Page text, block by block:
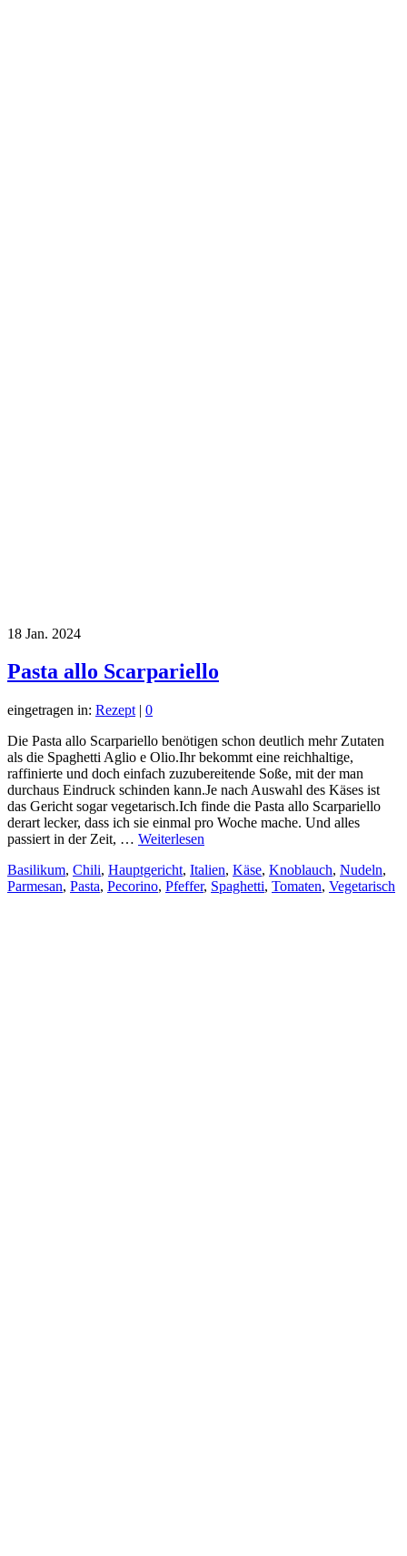
18 Jan. 2024
Pasta allo Scarpariello
eingetragen in: Rezept | 0
Die Pasta allo Scarpariello benötigen schon deutlich mehr Zutaten
als die Spaghetti Aglio e Olio.Ihr bekommt eine reichhaltige,
raffinierte und doch einfach zuzubereitende Soße, mit der man
durchaus Eindruck schinden kann.Je nach Auswahl des Käses ist
das Gericht sogar vegetarisch.Ich finde die Pasta allo Scarpariello
derart lecker, dass ich sie einmal pro Woche mache. Und alles
passiert in der Zeit, … Weiterlesen
Basilikum, Chili, Hauptgericht, Italien, Käse, Knoblauch, Nudeln,
Parmesan, Pasta, Pecorino, Pfeffer, Spaghetti, Tomaten, Vegetarisch